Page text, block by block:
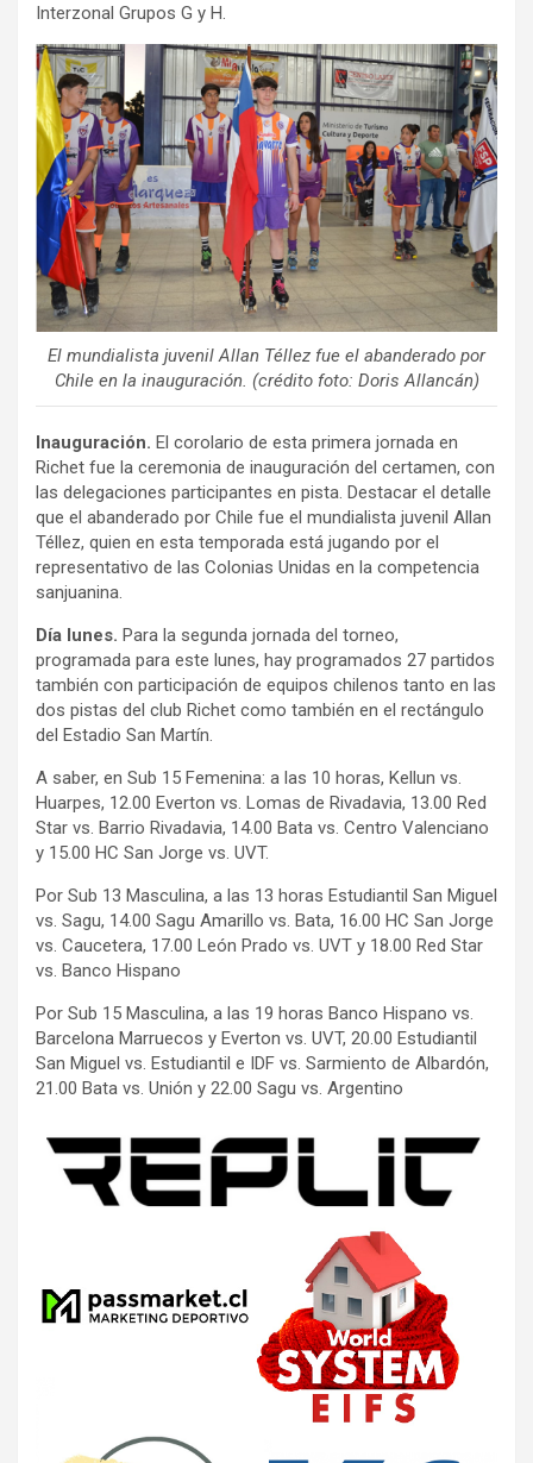
Interzonal Grupos G y H.
El mundialista juvenil Allan Téllez fue el abanderado por
Chile en la inauguración. (crédito foto: Doris Allancán)
Inauguración. El corolario de esta primera jornada en
Richet fue la ceremonia de inauguración del certamen, con
las delegaciones participantes en pista. Destacar el detalle
que el abanderado por Chile fue el mundialista juvenil Allan
Téllez, quien en esta temporada está jugando por el
representativo de las Colonias Unidas en la competencia
sanjuanina.
Día lunes. Para la segunda jornada del torneo,
programada para este lunes, hay programados 27 partidos
también con participación de equipos chilenos tanto en las
dos pistas del club Richet como también en el rectángulo
del Estadio San Martín.
A saber, en Sub 15 Femenina: a las 10 horas, Kellun vs.
Huarpes, 12.00 Everton vs. Lomas de Rivadavia, 13.00 Red
Star vs. Barrio Rivadavia, 14.00 Bata vs. Centro Valenciano
y 15.00 HC San Jorge vs. UVT.
Por Sub 13 Masculina, a las 13 horas Estudiantil San Miguel
vs. Sagu, 14.00 Sagu Amarillo vs. Bata, 16.00 HC San Jorge
vs. Caucetera, 17.00 León Prado vs. UVT y 18.00 Red Star
vs. Banco Hispano
Por Sub 15 Masculina, a las 19 horas Banco Hispano vs.
Barcelona Marruecos y Everton vs. UVT, 20.00 Estudiantil
San Miguel vs. Estudiantil e IDF vs. Sarmiento de Albardón,
21.00 Bata vs. Unión y 22.00 Sagu vs. Argentino